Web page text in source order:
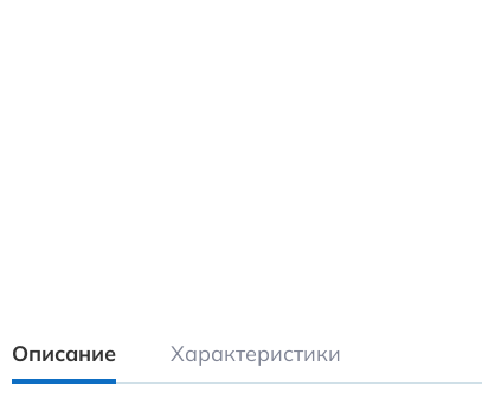
Описание Характеристики